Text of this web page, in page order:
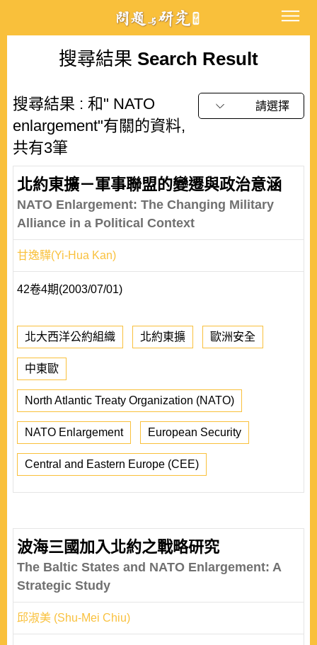
搜尋結果 Search Result
搜尋結果 : 和" NATO
enlargement"有關的資料,
共有3筆
請選擇
北約東擴－軍事聯盟的變遷與政治意涵
NATO Enlargement: The Changing Military
Alliance in a Political Context
甘逸驊(Yi-Hua Kan)
42卷4期(2003/07/01)
北大西洋公約組織 北約東擴 歐洲安全
中東歐
North Atlantic Treaty Organization (NATO)
NATO Enlargement European Security
Central and Eastern Europe (CEE)
波海三國加入北約之戰略研究
The Baltic States and NATO Enlargement: A
Strategic Study
邱淑美 (Shu-Mei Chiu)